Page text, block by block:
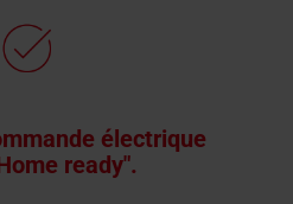
électrique
ready".